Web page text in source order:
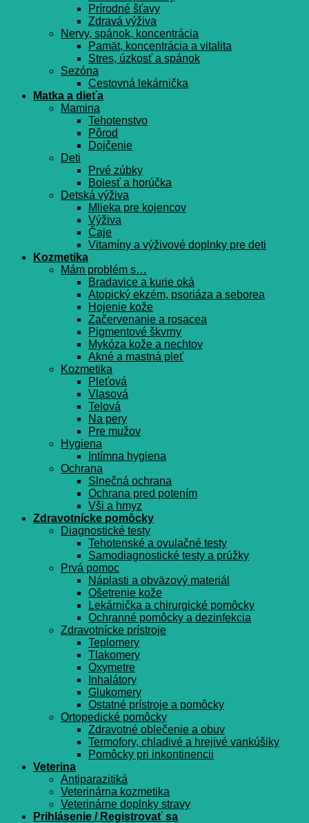
Prírodné šťavy
Zdravá výživa
Nervy, spánok, koncentrácia
Pamät, koncentrácia a vitalita
Stres, úzkosť a spánok
Sezóna
Cestovná lekárnička
Matka a dieťa
Mamina
Tehotenstvo
Pôrod
Dojčenie
Deti
Prvé zúbky
Bolesť a horúčka
Detská výživa
Mlieka pre kojencov
Výživa
Čaje
Vitamíny a výživové doplnky pre deti
Kozmetika
Mám problém s…
Bradavice a kurie oká
Atopický ekzém, psoriáza a seborea
Hojenie kože
Začervenanie a rosacea
Pigmentové škvrny
Mykóza kože a nechtov
Akné a mastná pleť
Kozmetika
Pleťová
Vlasová
Telová
Na pery
Pre mužov
Hygiena
Intímna hygiena
Ochrana
Slnečná ochrana
Ochrana pred potením
Vši a hmyz
Zdravotnícke pomôcky
Diagnostické testy
Tehotenské a ovulačné testy
Samodiagnostické testy a prúžky
Prvá pomoc
Náplasti a obväzový materiál
Ošetrenie kože
Lekárnička a chirurgické pomôcky
Ochranné pomôcky a dezinfekcia
Zdravotnícke prístroje
Teplomery
Tlakomery
Oxymetre
Inhalátory
Glukomery
Ostatné prístroje a pomôcky
Ortopedické pomôcky
Zdravotné oblečenie a obuv
Termofory, chladivé a hrejivé vankúšiky
Pomôcky pri inkontinencii
Veterina
Antiparazitiká
Veterinárna kozmetika
Veterinárne doplnky stravy
Prihlásenie / Registrovať sa